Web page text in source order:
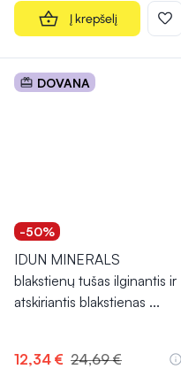
Į krepšelį
DOVANA
-50%
IDUN MINERALS
blakstienų tušas ilginantis ir
atskiriantis blakstienas ...
12,34 € 24,69 €